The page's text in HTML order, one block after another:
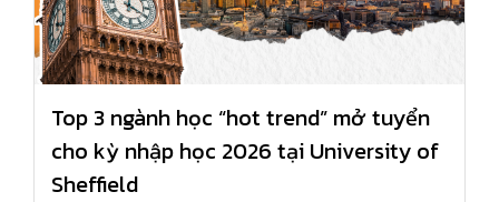
Top 3 ngành học “hot trend” mở tuyển
cho kỳ nhập học 2026 tại University of
Sheffield